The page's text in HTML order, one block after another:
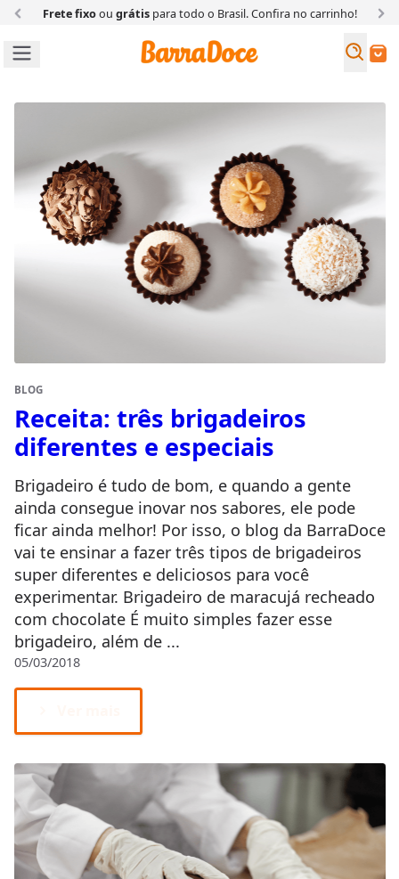
Frete fixoou grátispara todo o Brasil. Confira no carrinho!
Buscar
BLOG
Receita: três brigadeiros
diferentes e especiais
Brigadeiro é tudo de bom, e quando a gente
ainda consegue inovar nos sabores, ele pode
ficar ainda melhor! Por isso, o blog da BarraDoce
vai te ensinar a fazer três tipos de brigadeiros
super diferentes e deliciosos para você
experimentar. Brigadeiro de maracujá recheado
com chocolate É muito simples fazer esse
brigadeiro, além de ...
05/03/2018